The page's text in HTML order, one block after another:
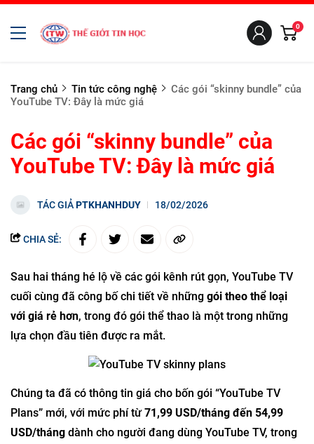
0
Trang chủ Tin tức công nghệ
Các gói “skinny bundle” của
YouTube TV: Đây là mức giá
Các gói “skinny bundle” của
YouTube TV: Đây là mức giá
TÁC GIẢPTKHANHDUY 18/02/2026
CHIA SẺ:
Sau hai tháng hé lộ về các gói kênh rút gọn, YouTube TV
cuối cùng đã công bố chi tiết về những gói theo thể loại
với giá rẻ hơn, trong đó gói thể thao là một trong những
lựa chọn đầu tiên được ra mắt.
Chúng ta đã có thông tin giá cho bốn gói “YouTube TV
Plans” mới, với mức phí từ71,99 USD/tháng đến 54,99
USD/tháng dành cho người đang dùng YouTube TV, trong